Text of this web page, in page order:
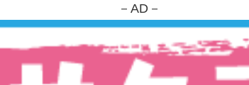
－AD－